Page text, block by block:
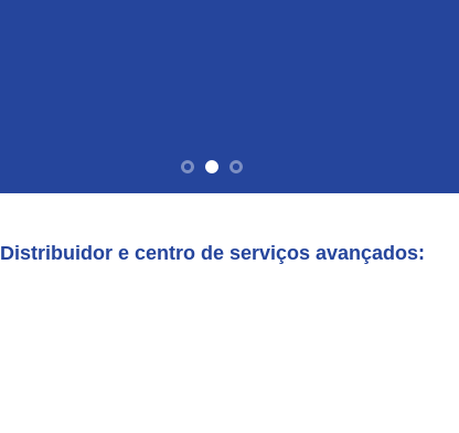
Distribuidor e centro de serviços avançados: